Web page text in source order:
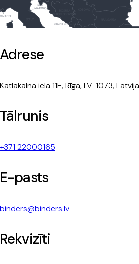
Adrese
Katlakalna iela 11E, Rīga, LV-1073, Latvija
Tālrunis
+371 22000165
E-pasts
binders@binders.lv
Rekvizīti